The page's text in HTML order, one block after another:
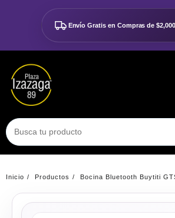
contenido
Envío Gratis en Compras de
Inicio Productos Bocina Bluetooth Buytiti